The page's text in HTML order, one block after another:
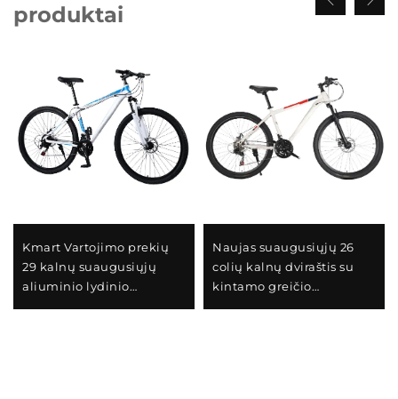
produktai
Kmart Vartojimo prekių
29 kalnų suaugusiųjų
aliuminio lydinio
Naujas suaugusiųjų 26
colių kalnų dviraštis su
kintamo greičio